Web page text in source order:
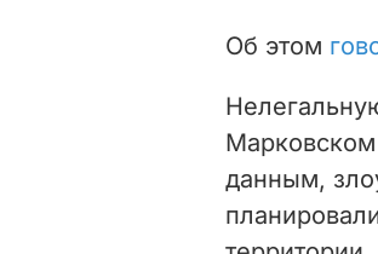
Об этом
данным,